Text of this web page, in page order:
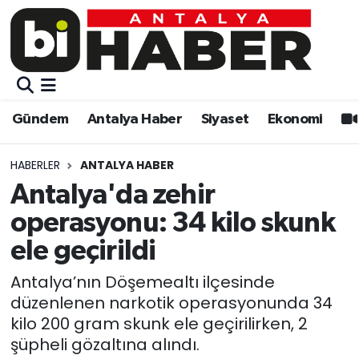
Gündem Antalya Haber Siyaset Ekonomi
HABERLER ANTALYA HABER
Antalya'da zehir
operasyonu: 34 kilo skunk
ele geçirildi
Antalya’nın Döşemealtı ilçesinde
düzenlenen narkotik operasyonunda 34
kilo 200 gram skunk ele geçirilirken, 2
şüpheli gözaltına alındı.
Gündem
Siyaset
Ekonomi
Video
Eğitim
Kültür-sanat
Sağlık
Gündem
Siyaset
Eğitim
Ekonomi
Kültür-sanat
Sağlık
Spor
Muratpaşa Nöbetçi Eczaneler
Muratpaşa Trafik Yoğunluk Haritası
Süper Lig Puan Durumu ve Fikstür
Tüm Manşetler
Son Dakika Haberleri
Haber Arşivi